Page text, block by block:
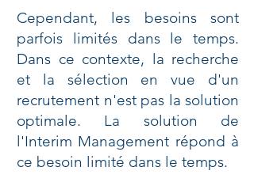
Cependant, les besoins sont
parfois limités dans le temps.
Dans ce contexte, la recherche
et la sélection en vue d'un
recrutement n'est pas la solution
optimale. La solution de
l'Interim Management répond à
ce besoin limité dans le temps.